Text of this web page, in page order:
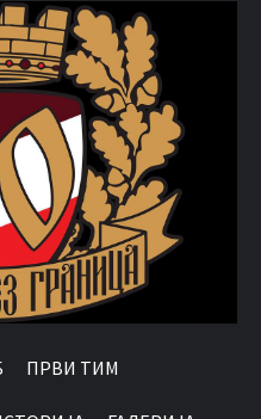
ПРВИ ТИМ